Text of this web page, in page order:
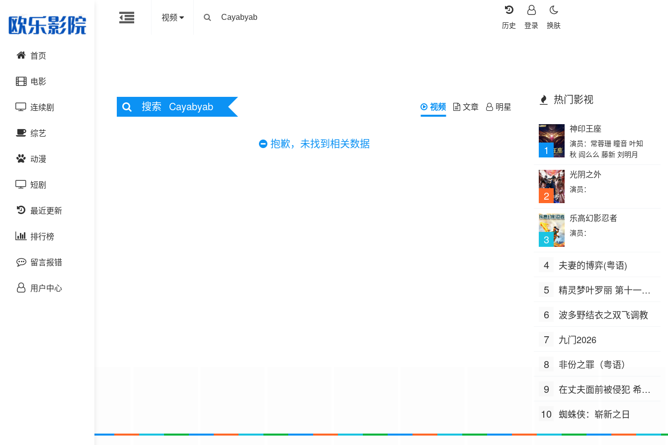
视频
换肤
登录
历史
首页
电影
动作片
喜剧片
爱情片
科幻片
恐怖片
剧情片
战争片
悬疑片
连续剧
国产剧
港台剧
日韩剧
欧美剧
泰国剧
综艺
大陆综艺
日韩综艺
港台综艺
欧美综艺
动漫
国产动漫
日韩动漫
欧美动漫
短剧
最近更新
排行榜
留言报错
用户中心
搜索 Cayabyab 视频 文章 明星
抱歉，未找到相关数据
热门影视
1
神印王座
演员：常蓉珊 瞳音 叶知
秋 阎么么 藤新 刘明月
2
光阴之外
演员：
3
乐高幻影忍者
演员：
4 夫妻的博弈(粤语)
5
精灵梦叶罗丽 第十一季
6 波多野结衣之双飞调教
7 九门2026
8 非份之罪（粤语）
9
在丈夫面前被侵犯 希岛
10 蜘蛛侠：崭新之日